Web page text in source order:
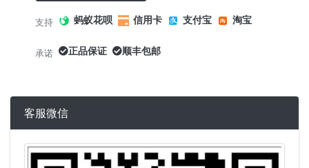
支持 蚂蚁花呗 信用卡 支付宝 淘宝
承诺 正品保证 顺丰包邮
客服微信